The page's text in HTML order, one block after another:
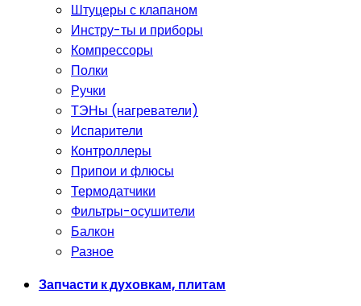
Штуцеры с клапаном
Инстру-ты и приборы
Компрессоры
Полки
Ручки
ТЭНы (нагреватели)
Испарители
Контроллеры
Припои и флюсы
Термодатчики
Фильтры-осушители
Балкон
Разное
Запчасти к духовкам, плитам